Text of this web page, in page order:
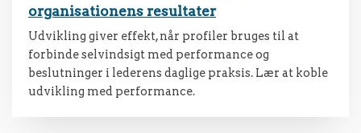
organisationens resultater
Udvikling giver effekt, når profiler bruges til at
forbinde selvindsigt med performance og
beslutninger i lederens daglige praksis. Lær at koble
udvikling med performance.